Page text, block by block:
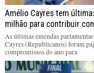
Amélio Cayres tem
milhão para contribuir
As últimas emendas
Cayres (Republicanos) foram
compromissos do ano para